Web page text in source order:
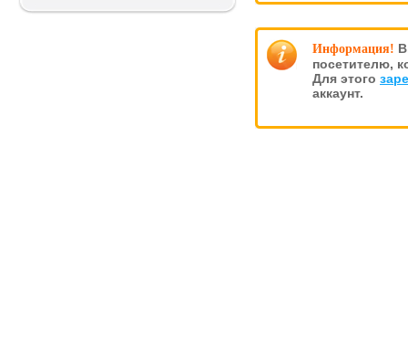
Информация!
посетителю,
Для этого
аккаунт.